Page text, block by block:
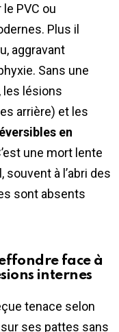
PVC ou
Plus il
aggravant
Sans une
les lésions
arrière) et les
en
une mort lente
souvent à l’abri des
sont absents
face à
internes
tenace selon
ses pattes sans